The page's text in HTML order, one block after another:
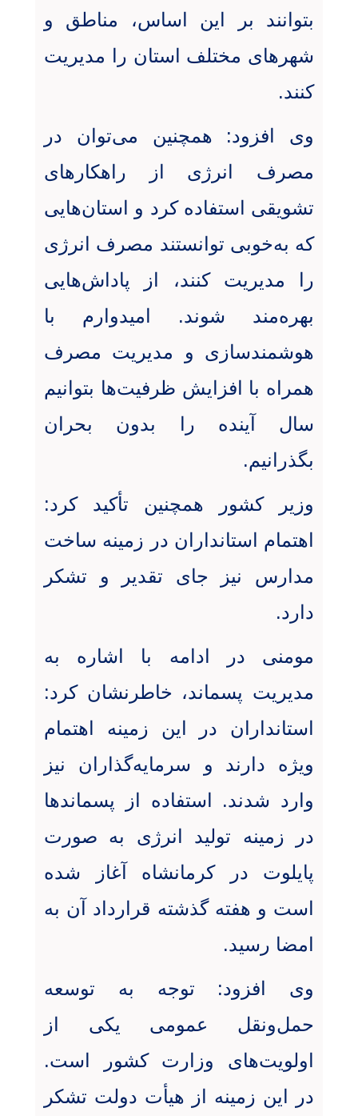
بتوانند بر این اساس، مناطق و
شهرهای مختلف استان را مدیریت
کنند.
وی افزود: همچنین می‌توان در
مصرف انرژی از راهکارهای
تشویقی استفاده کرد و استان‌هایی
که به‌خوبی توانستند مصرف انرژی
را مدیریت کنند، از پاداش‌هایی
بهره‌مند شوند. امیدوارم با
هوشمندسازی و مدیریت مصرف
همراه با افزایش ظرفیت‌ها بتوانیم
سال آینده را بدون بحران
بگذرانیم.
وزیر کشور همچنین تأکید کرد:
اهتمام استانداران در زمینه ساخت
مدارس نیز جای تقدیر و تشکر
دارد.
مومنی در ادامه با اشاره به
مدیریت پسماند، خاطرنشان کرد:
استانداران در این زمینه اهتمام
ویژه دارند و سرمایه‌گذاران نیز
وارد شدند. استفاده از پسماندها
در زمینه تولید انرژی به صورت
پایلوت در کرمانشاه آغاز شده
است و هفته گذشته قرارداد آن به
امضا رسید.
وی افزود: توجه به توسعه
حمل‌ونقل عمومی یکی از
اولویت‌های وزارت کشور است.
در این زمینه از هیأت دولت تشکر